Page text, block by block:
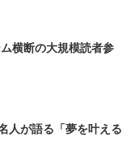
横断の大規模読者参
人が語る「夢を叶える